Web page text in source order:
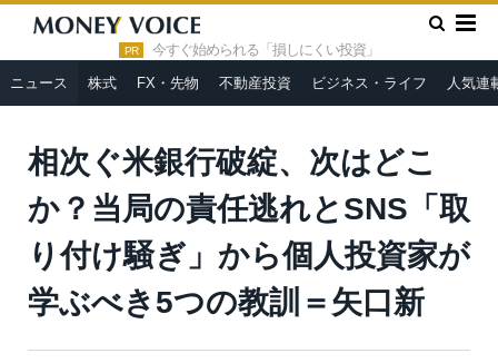
PR 今すぐ始められる「損しにくい投資」
ニュース 株式 FX・先物 不動産投資 ビジネス・ライフ 人気連
HOME » ニュース »
相次ぐ米銀行破綻、次はどこか？当局の責
任逃れとSNS「取り付け騒ぎ」から個人投資家が学ぶべき5つの教訓
相次ぐ米銀行破綻、次はどこ
か？当局の責任逃れとSNS「取
り付け騒ぎ」から個人投資家が
学ぶべき5つの教訓＝矢口新